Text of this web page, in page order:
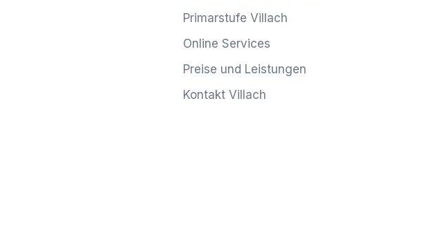
Primarstufe Villach
Online Services
Preise und Leistungen
Kontakt Villach